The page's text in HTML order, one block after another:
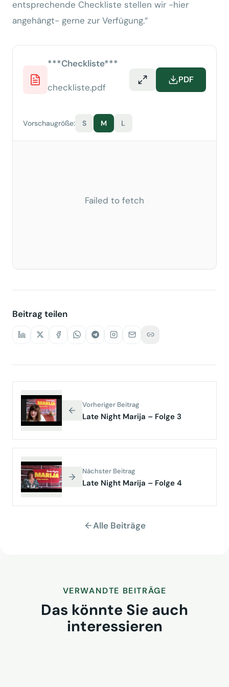
entsprechende Checkliste stellen wir -hier
angehängt- gerne zur Verfügung.“
***Checkliste***
checkliste.pdf
PDF
Vorschaugröße: S M L
Failed to fetch
Beitrag teilen
Vorheriger Beitrag
Late Night Marija – Folge 3
Nächster Beitrag
Late Night Marija – Folge 4
Alle Beiträge
VERWANDTE BEITRÄGE
Das könnte Sie auch
interessieren